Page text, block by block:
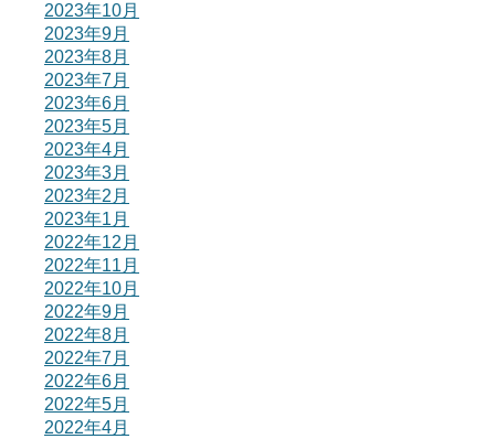
2023年10月
2023年9月
2023年8月
2023年7月
2023年6月
2023年5月
2023年4月
2023年3月
2023年2月
2023年1月
2022年12月
2022年11月
2022年10月
2022年9月
2022年8月
2022年7月
2022年6月
2022年5月
2022年4月